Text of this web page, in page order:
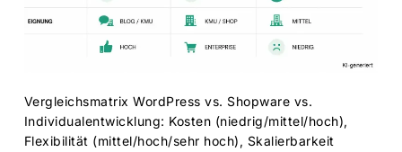
Vergleichsmatrix WordPress vs. Shopware vs.
Individualentwicklung: Kosten (niedrig/mittel/hoch),
Flexibilität (mittel/hoch/sehr hoch), Skalierbarkeit